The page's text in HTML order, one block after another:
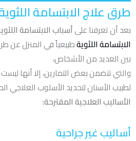
طرق علاج الابتسامة
بعد أن تعرفنا علىأسباب الابتسامة
الابتسامة اللثويةطبيعياً في المنزل عن
بين العديد من الأشخاص،
والتي تتضمن بعض التمارين، إلا أنها ليست
لطبيب الأسنان لتحديد الأسلوب العلاجي
الأساليب العلاجية المقترحة:
أساليب غير جراحية